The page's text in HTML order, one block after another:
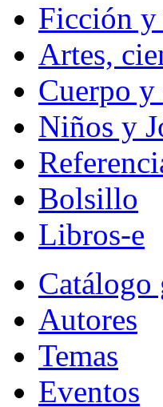
Ficción y
Artes,
Cuerpo y
Niños y
Bolsillo
Libros-e
Catálogo
Autores
Temas
Eventos